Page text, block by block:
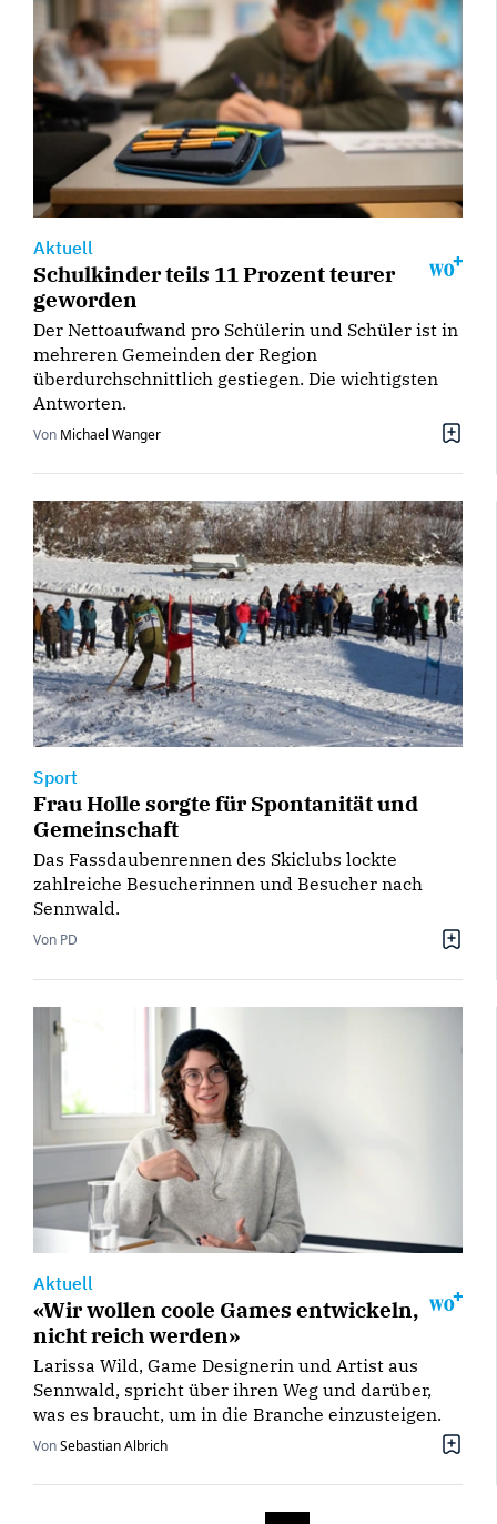
Aktuell
Schulkinder teils 11 Prozent teurer
geworden
Der Nettoaufwand pro Schülerin und Schüler ist in
mehreren Gemeinden der Region
überdurchschnittlich gestiegen. Die wichtigsten
Antworten.
Von Michael Wanger
Sport
Frau Holle sorgte für Spontanität und
Gemeinschaft
Das Fassdaubenrennen des Skiclubs lockte
zahlreiche Besucherinnen und Besucher nach
Sennwald.
Von PD
Aktuell
«Wir wollen coole Games entwickeln,
nicht reich werden»
Larissa Wild, Game Designerin und Artist aus
Sennwald, spricht über ihren Weg und darüber,
was es braucht, um in die Branche einzusteigen.
VonSebastian Albrich